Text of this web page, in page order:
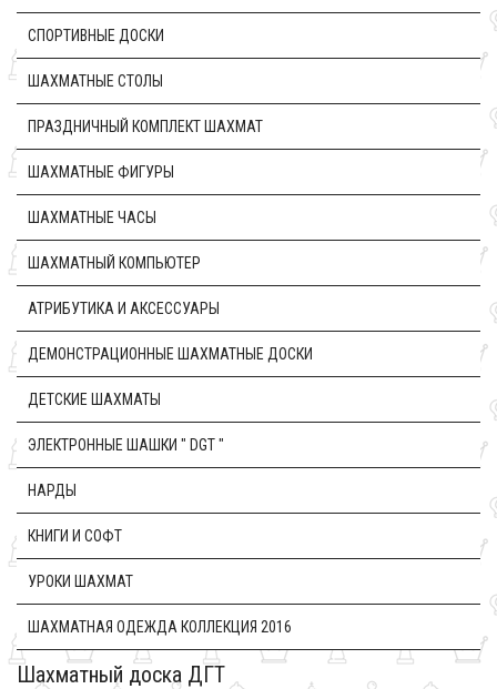
CПОРТИВНЫЕ ДОСКИ
ШАХМАТНЫЕ СТОЛЫ
ПРАЗДНИЧНЫЙ КОМПЛЕКТ ШАХМАТ
ШАХМАТНЫЕ ФИГУРЫ
ШАХМАТНЫЕ ЧАСЫ
ШАХМАТНЫЙ КОМПЬЮТЕР
АТРИБУТИКА И АКСЕССУАРЫ
ДЕМОНСТРАЦИОННЫЕ ШАХМАТНЫЕ ДОСКИ
ДЕТСКИЕ ШАХМАТЫ
ЭЛЕКТРОННЫЕ ШАШКИ " DGT "
НАРДЫ
КНИГИ И СОФТ
УРОКИ ШАХМАТ
ШАХМАТНАЯ ОДЕЖДА КОЛЛЕКЦИЯ 2016
Шахматный доска ДГТ